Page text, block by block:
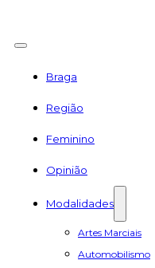
Braga
Região
Feminino
Opinião
Modalidades
Artes Marciais
Automobilismo